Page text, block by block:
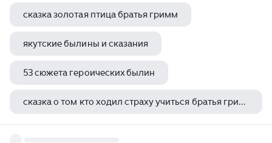
сказка золотая птица братья гримм
якутские былины и сказания
53 сюжета героических былин
сказка о том кто ходил страху учиться братья гримм книга